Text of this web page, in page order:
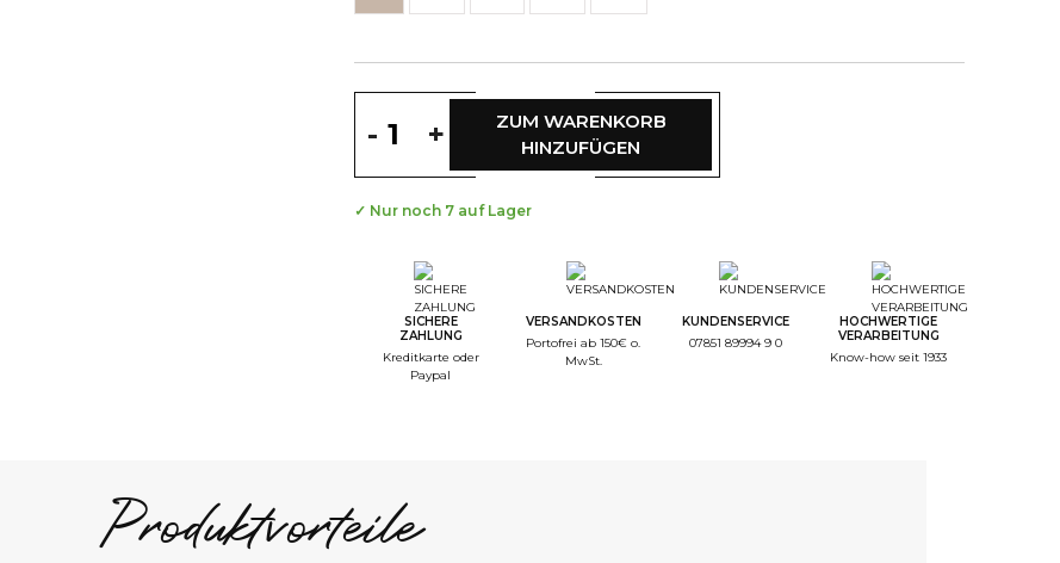
- +
ZUM WARENKORB
HINZUFÜGEN
✓ Nur noch 7 auf Lager
SICHERE
ZAHLUNG
Kreditkarte oder
Paypal
VERSANDKOSTEN
Portofrei ab 150€ o.
MwSt.
KUNDENSERVICE
07851 89994 9 0
HOCHWERTIGE
VERARBEITUNG
Know-how seit 1933
Produktvorteile